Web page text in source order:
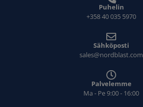
Puhelin
+358 40 035 5970
Sähköposti
sales@nordblast.com
Palvelemme
Ma - Pe 9:00 - 16:00